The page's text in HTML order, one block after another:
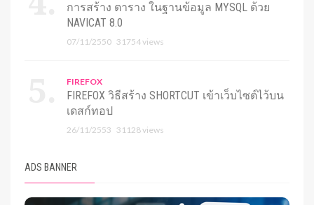
การสร้าง ตาราง ในฐานข้อมูล MYSQL ด้วย
NAVICAT 8.0
07/11/2550 31754 views
FIREFOX
FIREFOX วิธีสร้าง SHORTCUT เข้าเว็บไซต์ไว้บน
เดสก์ทอป
26/11/2553 31128 views
ADS BANNER